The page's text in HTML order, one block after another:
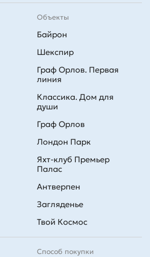
Способ покупки
Объекты
Байрон
Шекспир
Граф Орлов. Первая
линия
Классика. Дом для
души
Граф Орлов
Лондон Парк
Яхт-клуб Премьер
Палас
Антверпен
Загляденье
Твой Космос